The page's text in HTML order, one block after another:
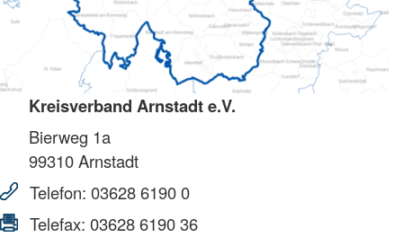
Kreisverband Arnstadt e.V.
Bierweg 1a
99310Arnstadt
Telefon: 03628 6190 0
Telefax: 03628 6190 36